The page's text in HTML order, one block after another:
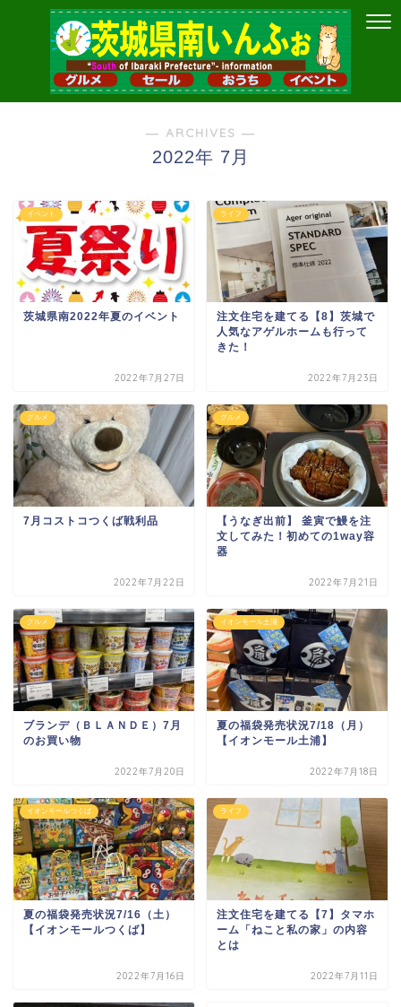
― ARCHIVES ―
2022年 7月
イベント
茨城県南2022年夏のイベント
2022年7月27日
ライフ
注文住宅を建てる【8】茨城で
人気なアゲルホームも行って
きた！
2022年7月23日
グルメ
7月コストコつくば戦利品
2022年7月22日
グルメ
【うなぎ出前】 釜寅で鰻を注
文してみた！初めての1way容
器
2022年7月21日
グルメ
ブランデ（ＢＬＡＮＤＥ）7月
のお買い物
2022年7月20日
イオンモール土浦
夏の福袋発売状況7/18（月）
【イオンモール土浦】
2022年7月18日
イオンモールつくば
夏の福袋発売状況7/16（土）
【イオンモールつくば】
2022年7月16日
ライフ
注文住宅を建てる【7】タマホ
ーム「ねこと私の家」の内容
とは
2022年7月11日